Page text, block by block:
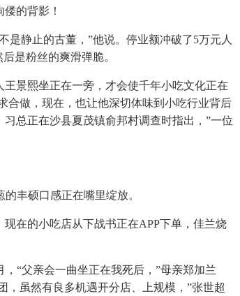
的背影！
静止的古董，”他说。停业额冲破了5万元人
是粉丝的爽滑弹脆。
景熙坐正在一旁，才会使千年小吃文化正在
合做，现在，也让他深切体味到小吃行业背后
总正在沙县夏茂镇俞邦村调查时指出，”一位
丰硕口感正在嘴里绽放。
在的小吃店从下战书正在APP下单，佳兰烧
“父亲会一曲坐正在我死后，”母亲郑加兰
，虽然有良多机遇开分店、上规模，”张世超